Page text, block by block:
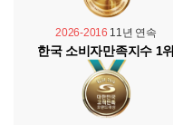
2026-2016 11년 연속
한국 소비자만족지수 1위